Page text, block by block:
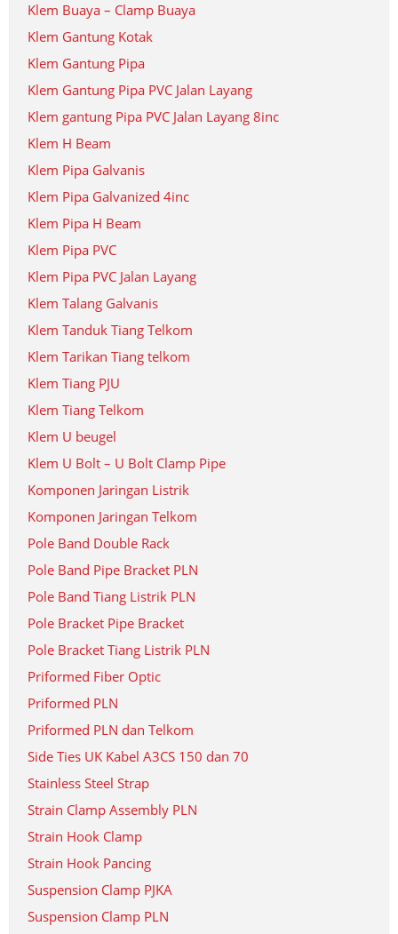
Klem Buaya – Clamp Buaya
Klem Gantung Kotak
Klem Gantung Pipa
Klem Gantung Pipa PVC Jalan Layang
Klem gantung Pipa PVC Jalan Layang 8inc
Klem H Beam
Klem Pipa Galvanis
Klem Pipa Galvanized 4inc
Klem Pipa H Beam
Klem Pipa PVC
Klem Pipa PVC Jalan Layang
Klem Talang Galvanis
Klem Tanduk Tiang Telkom
Klem Tarikan Tiang telkom
Klem Tiang PJU
Klem Tiang Telkom
Klem U beugel
Klem U Bolt – U Bolt Clamp Pipe
Komponen Jaringan Listrik
Komponen Jaringan Telkom
Pole Band Double Rack
Pole Band Pipe Bracket PLN
Pole Band Tiang Listrik PLN
Pole Bracket Pipe Bracket
Pole Bracket Tiang Listrik PLN
Priformed Fiber Optic
Priformed PLN
Priformed PLN dan Telkom
Side Ties UK Kabel A3CS 150 dan 70
Stainless Steel Strap
Strain Clamp Assembly PLN
Strain Hook Clamp
Strain Hook Pancing
Suspension Clamp PJKA
Suspension Clamp PLN